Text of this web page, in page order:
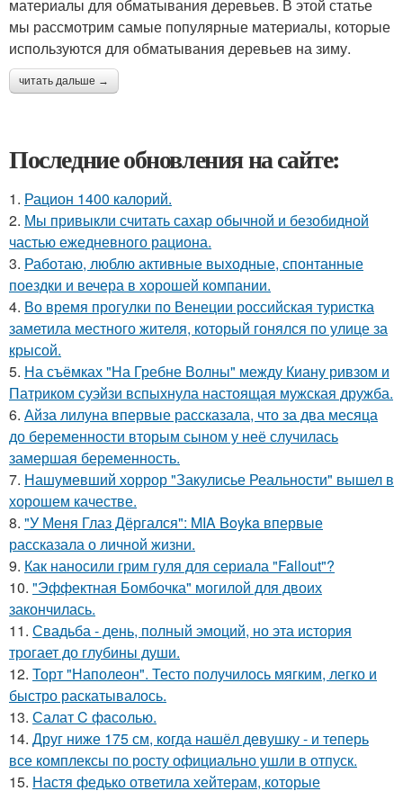
материалы для обматывания деревьев. В этой статье
мы рассмотрим самые популярные материалы, которые
используются для обматывания деревьев на зиму.
читать дальше →
Последние обновления на сайте:
1. Рацион 1400 калорий.
2. Мы привыкли считать сахар обычной и безобидной
частью ежедневного рациона.
3. Работаю, люблю активные выходные, спонтанные
поездки и вечера в хорошей компании.
4. Во время прогулки по Венеции российская туристка
заметила местного жителя, который гонялся по улице за
крысой.
5. На съёмках "На Гребне Волны" между Киану ривзом и
Патриком суэйзи вспыхнула настоящая мужская дружба.
6. Айза лилуна впервые рассказала, что за два месяца
до беременности вторым сыном у неё случилась
замершая беременность.
7. Нашумевший хоррор "Закулисье Реальности" вышел в
хорошем качестве.
8. "У Меня Глаз Дёргался": MIA Boyka впервые
рассказала о личной жизни.
9. Как наносили грим гуля для сериала "Fallout"?
10. "Эффектная Бомбочка" могилой для двоих
закончилась.
11. Свадьба - день, полный эмоций, но эта история
трогает до глубины души.
12. Торт "Наполеон". Тесто получилось мягким, легко и
быстро раскатывалось.
13. Салат C фaсoлью.
14. Друг ниже 175 см, когда нашёл девушку - и теперь
все комплексы по росту официально ушли в отпуск.
15. Настя федько ответила хейтерам, которые